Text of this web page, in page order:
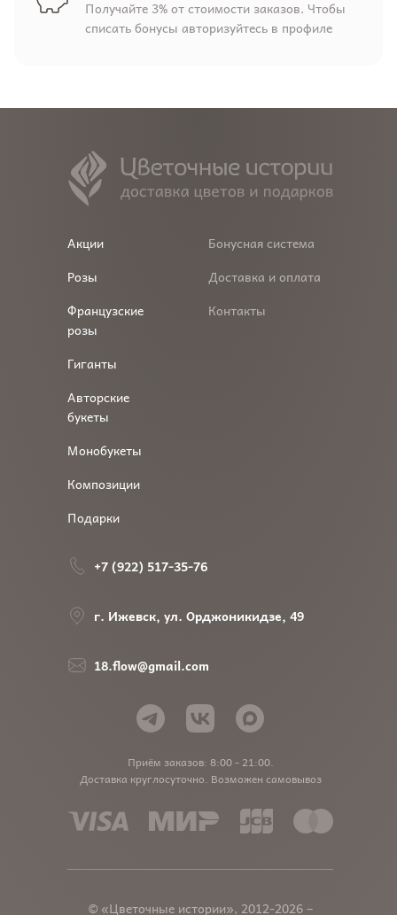
Получайте 3% от стоимости заказов. Чтобы
списать бонусы авторизуйтесь в профиле
Приём заказов: 8:00 - 21:00.
Доставка круглосуточно. Возможен самовывоз
Акции
Розы
Французские
розы
Гиганты
Авторские
букеты
Монобукеты
Композиции
Подарки
Бонусная система
Доставка и оплата
Контакты
+7 (922) 517-35-76
г. Ижевск, ул. Орджоникидзе, 49
18.flow@gmail.com
© «Цветочные истории», 2012-2026 –